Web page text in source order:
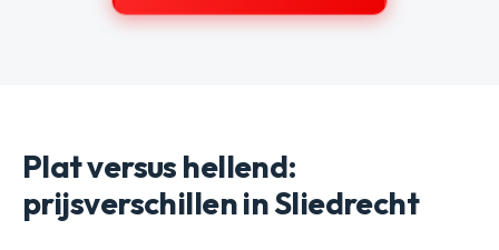
Plat versus hellend:
prijsverschillen in Sliedrecht